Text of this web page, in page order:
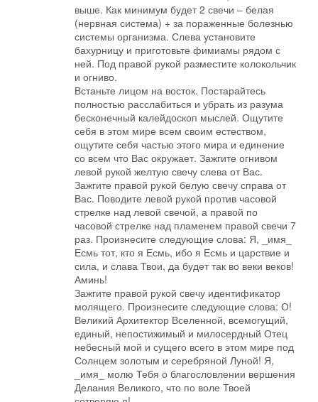
выше. Как минимум будет 2 свечи – белая
(нервная система) + за пораженные болезнью
системы организма. Слева установите
бахурницу и приготовьте фимиамы рядом с
ней. Под правой рукой разместите колокольчик
и огниво.
Встаньте лицом на восток. Постарайтесь
полностью расслабиться и убрать из разума
бесконечный калейдоскоп мыслей. Ощутите
себя в этом мире всем своим естеством,
ощутите себя частью этого мира и единение
со всем что Вас окружает. Зажгите огнивом
левой рукой желтую свечу слева от Вас.
Зажгите правой рукой белую свечу справа от
Вас. Поводите левой рукой против часовой
стрелке над левой свечой, а правой по
часовой стрелке над пламенем правой свечи 7
раз. Произнесите следующие слова: Я, _имя_
Есмь тот, кто я Есмь, ибо я Есмь и царствие и
сила, и слава Твои, да будет так во веки веков!
Аминь!
Зажгите правой рукой свечу идентификатор
молящего. Произнесите следующие слова: О!
Великий Архитектор Вселенной, всемогущий,
единый, непостижимый и милосердный Отец
небесный мой и сущего всего в этом мире под
Солнцем золотым и серебряной Луной! Я,
_имя_ молю Тебя о благословлении вершения
Делания Великого, что по воле Твоей